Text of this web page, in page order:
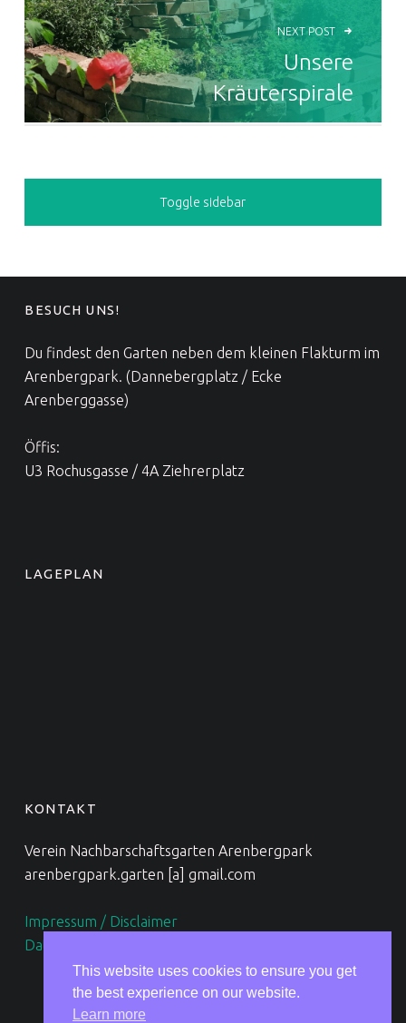
NEXT POST
Unsere
Kräuterspirale
SIDEBAR
Toggle sidebar
FOOTER SIDEBAR
BESUCH UNS!
Du findest den Garten neben dem kleinen Flakturm im
Arenbergpark. (Dannebergplatz / Ecke
Arenberggasse)
Öffis:
U3 Rochusgasse / 4A Ziehrerplatz
LAGEPLAN
KONTAKT
Verein Nachbarschaftsgarten Arenbergpark
arenbergpark.garten [a] gmail.com
Impressum / Disclaimer
Datenschutzerklärung
This website uses cookies to ensure you get
the best experience on our website.
Learn more